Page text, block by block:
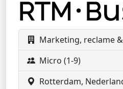
Marketing, reclame
Micro (1-9)
Rotterdam,